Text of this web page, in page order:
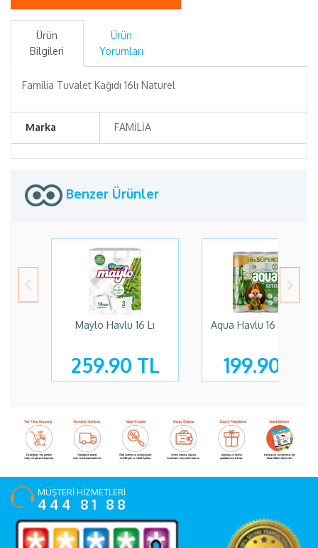
Ürün
Bilgileri
Ürün
Yorumları
Familia Tuvalet Kağıdı 16lı Naturel
Marka FAMİLİA
Benzer Ürünler
Maylo Havlu 16 Lı
259.90 TL
Aqua Havlu 16 Lı
199.90 TL
MÜŞTERİ HİZMETLERİ
444 81 88